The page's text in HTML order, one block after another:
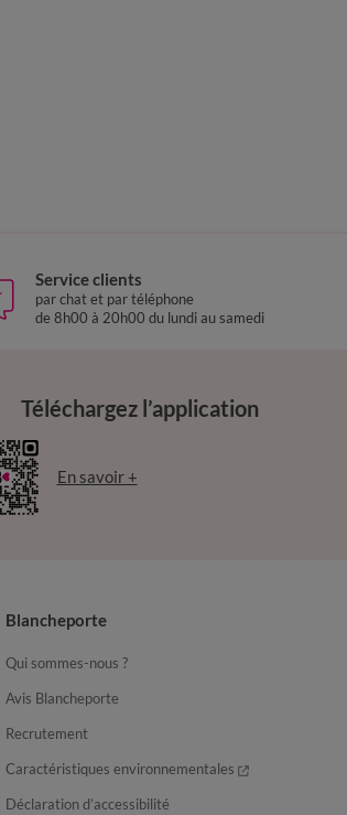
Service clients
par chat et par téléphone
de 8h00 à 20h00 du lundi au samedi
Téléchargez l’application
En savoir +
Blancheporte
Qui sommes-nous ?
Avis Blancheporte
Recrutement
Caractéristiques environnementales
Déclaration d’accessibilité